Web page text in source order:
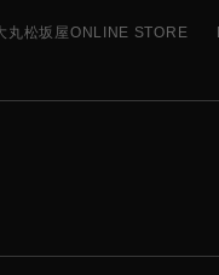
丸松坂屋ONLINE STORE